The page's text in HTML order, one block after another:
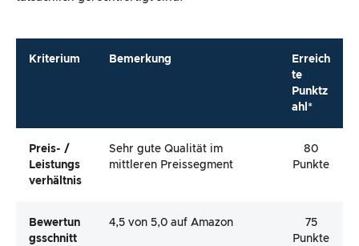
Kriterium Bemerkung
Erreich
te
Punktz
ahl*
Preis- /
Leistungs
Verhältnis
Sehr gute Qualität im
mittleren Preissegment
80
Punkte
Bewertun
Gsschnitt
4,5 von 5,0 auf Amazon
75
Punkte